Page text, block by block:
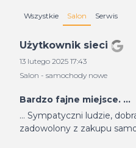
Wszystkie Salon Serwis
Użytkownik sieci
13 lutego 2025 17:43
Salon - samochody nowe
Bardzo fajne miejsce. ...
... Sympatyczni ludzie,
zadowolony z zakupu